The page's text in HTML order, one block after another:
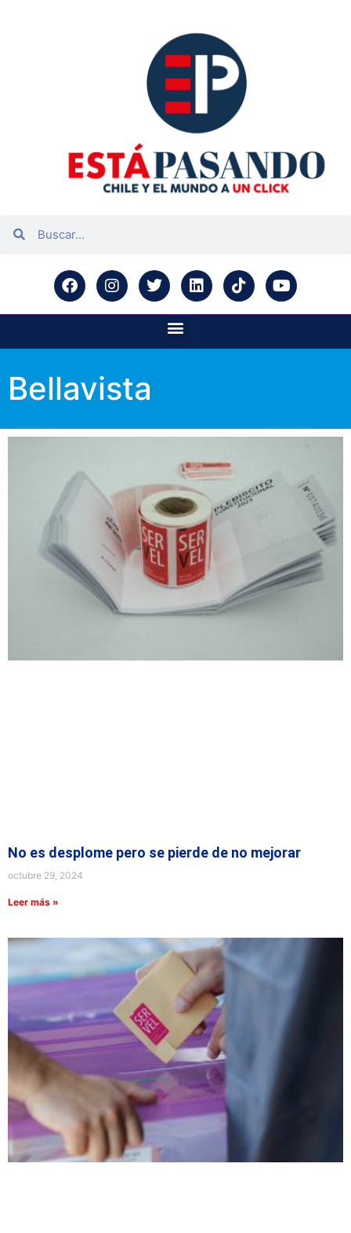
Bellavista
No es desplome pero se pierde de no mejorar
octubre 29, 2024
Leer más »